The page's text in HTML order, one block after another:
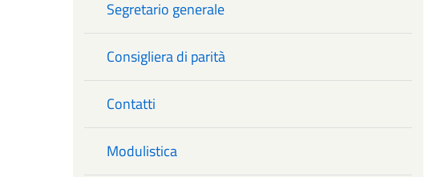
Segretario generale
Consigliera di parità
Contatti
Modulistica